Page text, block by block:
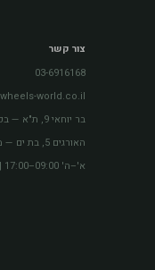
צור קשר
03-6916168
world.co.il
בר יוחאי 9, ת"א — בקרוב עוברים ↗
האורגים 5, בת ים — מחסן אספקה ↗
א'–ה' 09:00–17:00 | ו' 09:00–12:45